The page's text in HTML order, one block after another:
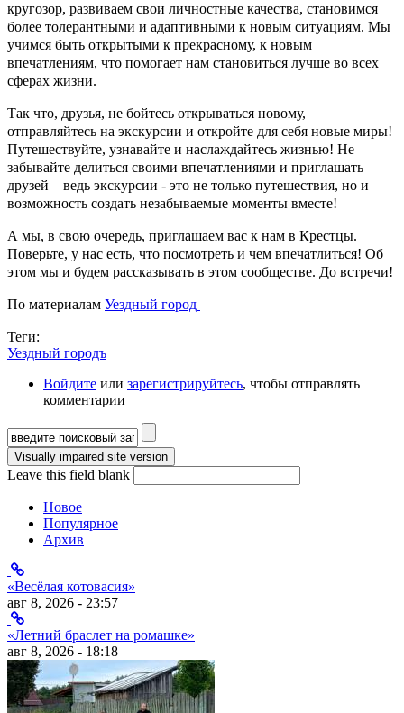
кругозор, развиваем свои личностные качества, становимся
более толерантными и адаптивными к новым ситуациям. Мы
учимся быть открытыми к прекрасному, к новым
впечатлениям, что помогает нам становиться лучше во всех
сферах жизни.
Так что, друзья, не бойтесь открываться новому,
отправляйтесь на экскурсии и откройте для себя новые миры!
Путешествуйте, узнавайте и наслаждайтесь жизнью! Не
забывайте делиться своими впечатлениями и приглашать
друзей – ведь экскурсии - это не только путешествия, но и
возможность создать незабываемые моменты вместе!
А мы, в свою очередь, приглашаем вас к нам в Крестцы.
Поверьте, у нас есть, что посмотреть и чем впечатлиться! Об
этом мы и будем рассказывать в этом сообществе. До встречи!
По материалам Уездный город
Теги:
Уездный городъ
Войдите или зарегистрируйтесь, чтобы отправлять
комментарии
Форма поиска
Leave this field blank
Новое
Популярное
Архив
«Весёлая котовасия»
авг 8, 2026 - 23:57
«Летний браслет на ромашке»
авг 8, 2026 - 18:18